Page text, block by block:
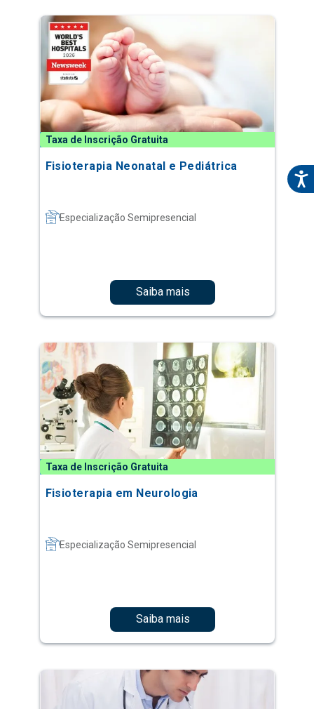
Taxa de Inscrição Gratuita
Fisioterapia Neonatal e Pediátrica
Especialização Semipresencial
Saiba mais
Taxa de Inscrição Gratuita
Fisioterapia em Neurologia
Especialização Semipresencial
Saiba mais